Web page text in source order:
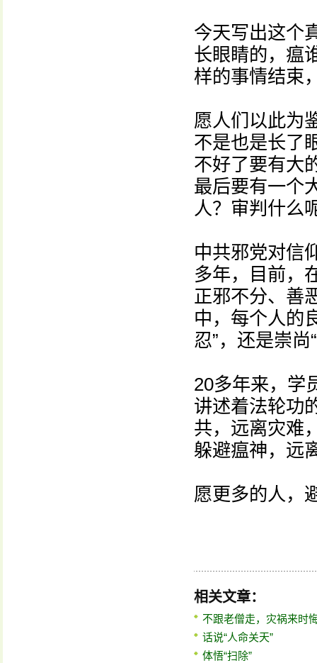
今天写出这个
长眼睛的，瘟
样的事情结束
愿人们以此为
不是也是长了
不好了要有大
最后要有一个
人？审判什么
中共邪党对信
多年，目前，
正邪不分、善
中，每个人的
忍”，还是崇
20多年来，学
讲述着法轮功
共，远离灾难
躲避瘟神，远
愿更多的人，
相关文章：
不跟老僧走，灾祸来时
话说“人命关天”
体悟“扫除”